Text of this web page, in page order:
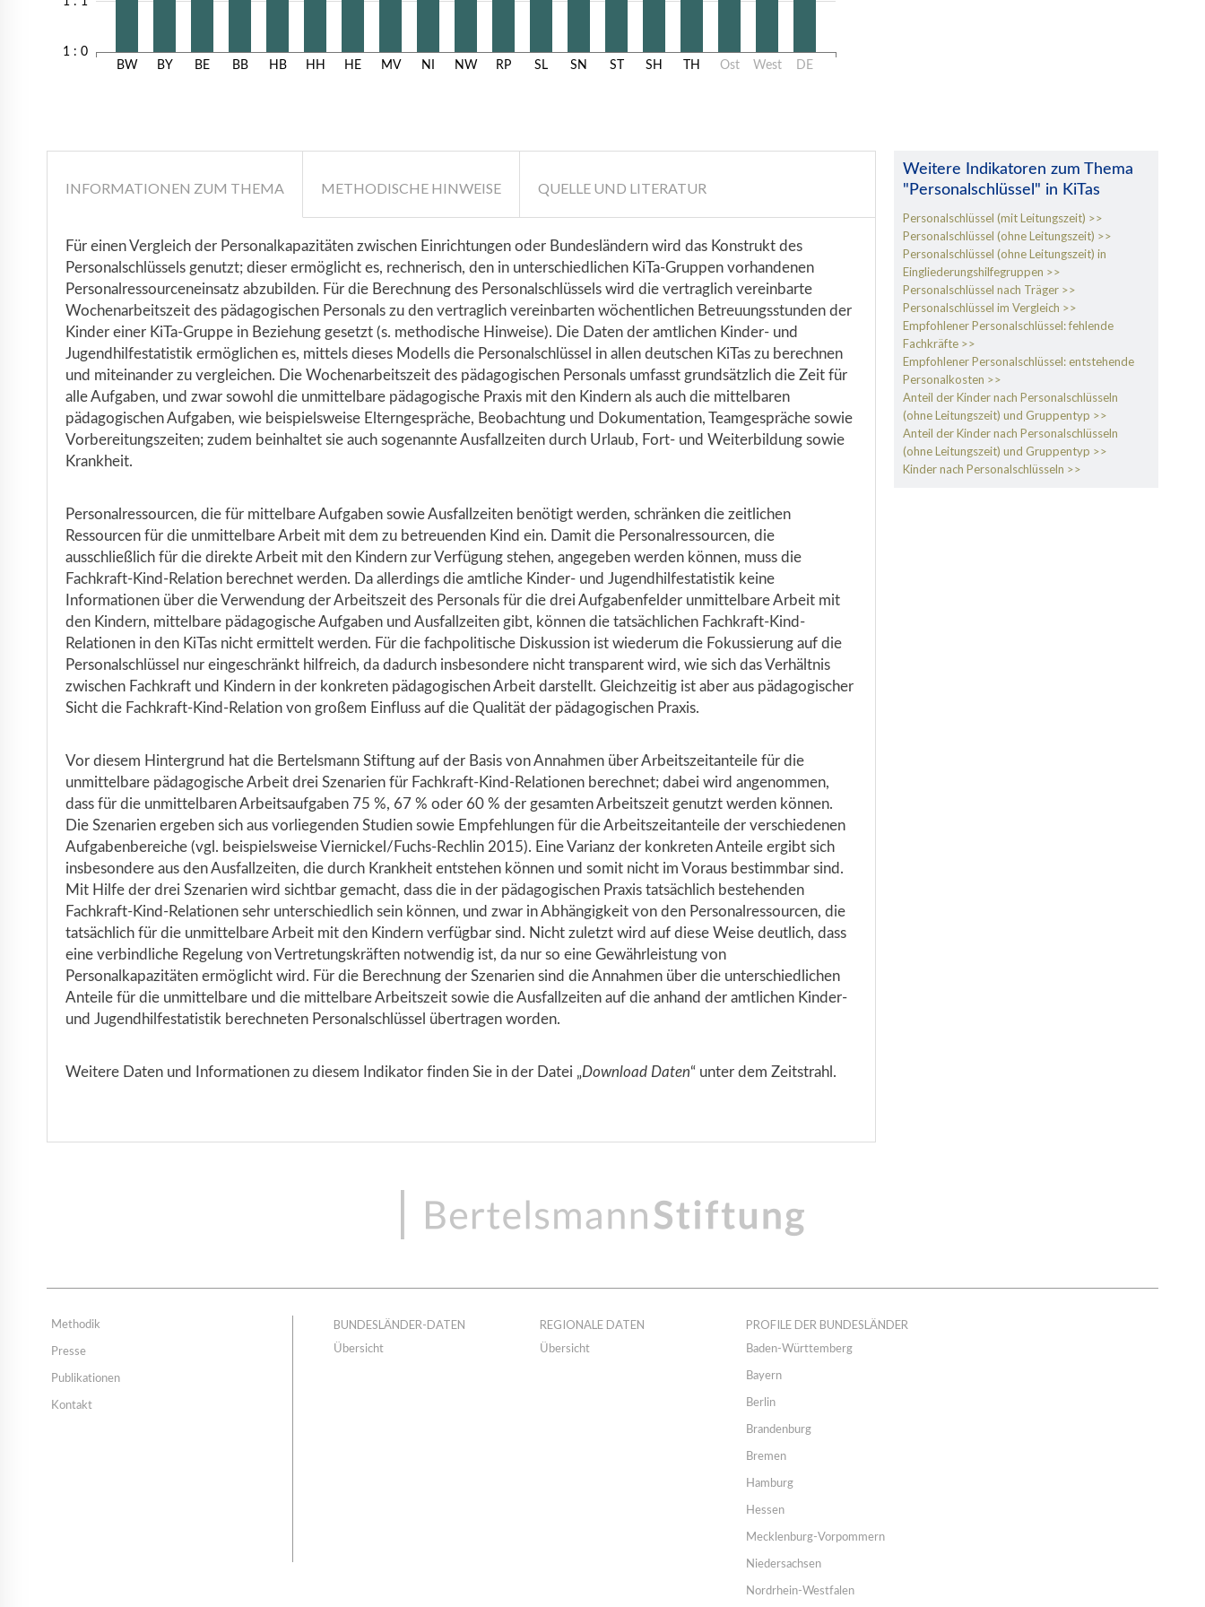
BW BY BE BB HB HH HE MV NI NW RP SL SN ST SH TH Ost West DE
1 : 0
INFORMATIONEN ZUM THEMA METHODISCHE HINWEISE QUELLE UND LITERATUR
Für einen Vergleich der Personalkapazitäten zwischen Einrichtungen oder Bundesländern wird das Konstrukt des
Personalschlüssels genutzt; dieser ermöglicht es, rechnerisch, den in unterschiedlichen KiTa-Gruppen vorhandenen
Personalressourceneinsatz abzubilden. Für die Berechnung des Personalschlüssels wird die vertraglich vereinbarte
Wochenarbeitszeit des pädagogischen Personals zu den vertraglich vereinbarten wöchentlichen Betreuungsstunden der
Kinder einer KiTa-Gruppe in Beziehung gesetzt (s. methodische Hinweise). Die Daten der amtlichen Kinder- und
Jugendhilfestatistik ermöglichen es, mittels dieses Modells die Personalschlüssel in allen deutschen KiTas zu berechnen
und miteinander zu vergleichen. Die Wochenarbeitszeit des pädagogischen Personals umfasst grundsätzlich die Zeit für
alle Aufgaben, und zwar sowohl die unmittelbare pädagogische Praxis mit den Kindern als auch die mittelbaren
pädagogischen Aufgaben, wie beispielsweise Elterngespräche, Beobachtung und Dokumentation, Teamgespräche sowie
Vorbereitungszeiten; zudem beinhaltet sie auch sogenannte Ausfallzeiten durch Urlaub, Fort- und Weiterbildung sowie
Krankheit.
Personalressourcen, die für mittelbare Aufgaben sowie Ausfallzeiten benötigt werden, schränken die zeitlichen
Ressourcen für die unmittelbare Arbeit mit dem zu betreuenden Kind ein. Damit die Personalressourcen, die
ausschließlich für die direkte Arbeit mit den Kindern zur Verfügung stehen, angegeben werden können, muss die
Fachkraft-Kind-Relation berechnet werden. Da allerdings die amtliche Kinder- und Jugendhilfestatistik keine
Informationen über die Verwendung der Arbeitszeit des Personals für die drei Aufgabenfelder unmittelbare Arbeit mit
den Kindern, mittelbare pädagogische Aufgaben und Ausfallzeiten gibt, können die tatsächlichen Fachkraft-Kind-
Relationen in den KiTas nicht ermittelt werden. Für die fachpolitische Diskussion ist wiederum die Fokussierung auf die
Personalschlüssel nur eingeschränkt hilfreich, da dadurch insbesondere nicht transparent wird, wie sich das Verhältnis
zwischen Fachkraft und Kindern in der konkreten pädagogischen Arbeit darstellt. Gleichzeitig ist aber aus pädagogischer
Sicht die Fachkraft-Kind-Relation von großem Einfluss auf die Qualität der pädagogischen Praxis.
Vor diesem Hintergrund hat die Bertelsmann Stiftung auf der Basis von Annahmen über Arbeitszeitanteile für die
unmittelbare pädagogische Arbeit drei Szenarien für Fachkraft-Kind-Relationen berechnet; dabei wird angenommen,
dass für die unmittelbaren Arbeitsaufgaben 75 %, 67 % oder 60 % der gesamten Arbeitszeit genutzt werden können.
Die Szenarien ergeben sich aus vorliegenden Studien sowie Empfehlungen für die Arbeitszeitanteile der verschiedenen
Aufgabenbereiche (vgl. beispielsweise Viernickel/Fuchs-Rechlin 2015). Eine Varianz der konkreten Anteile ergibt sich
insbesondere aus den Ausfallzeiten, die durch Krankheit entstehen können und somit nicht im Voraus bestimmbar sind.
Mit Hilfe der drei Szenarien wird sichtbar gemacht, dass die in der pädagogischen Praxis tatsächlich bestehenden
Fachkraft-Kind-Relationen sehr unterschiedlich sein können, und zwar in Abhängigkeit von den Personalressourcen, die
tatsächlich für die unmittelbare Arbeit mit den Kindern verfügbar sind. Nicht zuletzt wird auf diese Weise deutlich, dass
eine verbindliche Regelung von Vertretungskräften notwendig ist, da nur so eine Gewährleistung von
Personalkapazitäten ermöglicht wird. Für die Berechnung der Szenarien sind die Annahmen über die unterschiedlichen
Anteile für die unmittelbare und die mittelbare Arbeitszeit sowie die Ausfallzeiten auf die anhand der amtlichen Kinder-
und Jugendhilfestatistik berechneten Personalschlüssel übertragen worden.
Weitere Daten und Informationen zu diesem Indikator finden Sie in der Datei „Download Daten“ unter dem Zeitstrahl.
Weitere Indikatoren zum Thema
"Personalschlüssel" in KiTas
Personalschlüssel (mit Leitungszeit)
Personalschlüssel (ohne Leitungszeit)
Personalschlüssel (ohne Leitungszeit) in
Eingliederungshilfegruppen
Personalschlüssel nach Träger
Personalschlüssel im Vergleich
Empfohlener Personalschlüssel: fehlende
Fachkräfte
Empfohlener Personalschlüssel: entstehende
Personalkosten
Anteil der Kinder nach Personalschlüsseln
(ohne Leitungszeit) und Gruppentyp
Anteil der Kinder nach Personalschlüsseln
(ohne Leitungszeit) und Gruppentyp
Kinder nach Personalschlüsseln
Methodik
Presse
Publikationen
Kontakt
BUNDESLÄNDER-DATEN
Übersicht
REGIONALE DATEN
Übersicht
PROFILE DER BUNDESLÄNDER
Baden-Württemberg
Bayern
Berlin
Brandenburg
Bremen
Hamburg
Hessen
Mecklenburg-Vorpommern
Niedersachsen
Nordrhein-Westfalen